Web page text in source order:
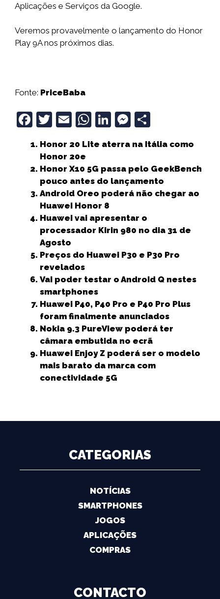
Aplicações e Serviços da Google.
Veremos provavelmente o lançamento do Honor
Play 9A nos próximos dias.
Fonte: PriceBaba
F
c
e
b
o
o
k
T
it
t
e
r
E
ai
l
W
a
ts
A
p
p
Li
k
e
dI
n
M
ss
e
n
g
e
r
a
r
e
Honor 20 Lite aterra na Itália como
Honor 20e
Honor X10 5G passa pelo GeekBench
pouco antes do lançamento
Android Oreo poderá não chegar ao
Huawei Honor 8
Huawei vai apresentar o
processador Kirin 980 no dia 31 de
Agosto
Preços do Huawei P30 e P30 Pro
revelados
Vai poder testar o Android Q nestes
smartphones
Huawei P40, P40 Pro e P40 Pro Plus
foram finalmente anunciados
Nokia 9.3 PureView poderá ter
câmara embutida no ecrã
Huawei Enjoy Z poderá ser o modelo
mais barato da marca com
conectividade 5G
CATEGORIAS
NOTÍCIAS
SMARTPHONES
JOGOS
APLICAÇÕES
COMPRAS
CONTACTO